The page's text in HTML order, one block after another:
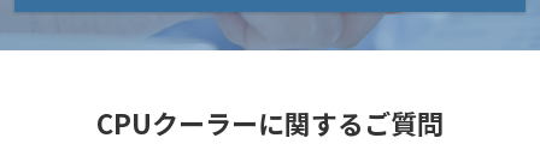
CPUクーラーに関するご質問